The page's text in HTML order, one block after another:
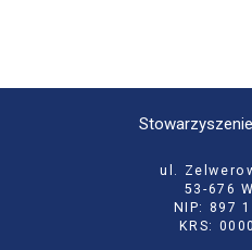
ul.
53-676
NIP: 897
KRS: